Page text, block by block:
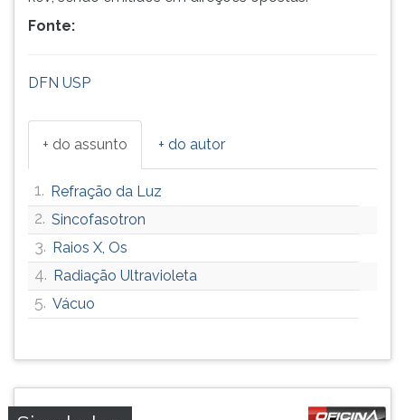
Fonte:
DFN USP
+ do assunto + do autor
1. Refração da Luz
2. Sincofasotron
3. Raios X, Os
4. Radiação Ultravioleta
5. Vácuo